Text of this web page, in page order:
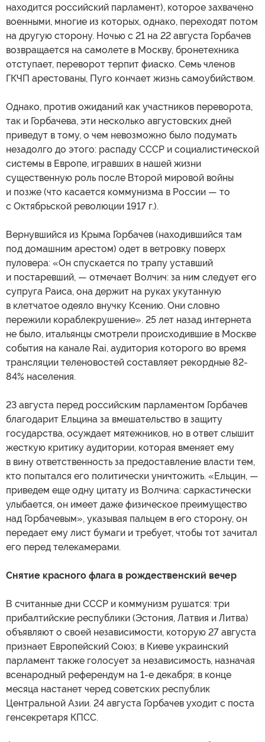
находится российский парламент), которое захвачено
военными, многие из которых, однако, переходят потом
на другую сторону. Ночью с 21 на 22 августа Горбачев
возвращается на самолете в Москву, бронетехника
отступает, переворот терпит фиаско. Семь членов
ГКЧП арестованы, Пуго кончает жизнь самоубийством.
Однако, против ожиданий как участников переворота,
так и Горбачева, эти несколько августовских дней
приведут в тому, о чем невозможно было подумать
незадолго до этого: распаду СССР и социалистической
системы в Европе, игравших в нашей жизни
существенную роль после Второй мировой войны
и позже (что касается коммунизма в России — то
с Октябрьской революции 1917 г.).
Вернувшийся из Крыма Горбачев (находившийся там
под домашним арестом) одет в ветровку поверх
пуловера: «Он спускается по трапу уставший
и постаревший, — отмечает Волчич: за ним следует его
супруга Раиса, она держит на руках укутанную
в клетчатое одеяло внучку Ксению. Они словно
пережили кораблекрушение». 25 лет назад интернета
не было, итальянцы смотрели происходившие в Москве
события на канале Rai, аудитория которого во время
трансляции теленовостей составляет рекордные 82-
84% населения.
23 августа перед российским парламентом Горбачев
благодарит Ельцина за вмешательство в защиту
государства, осуждает мятежников, но в ответ слышит
жесткую критику аудитории, которая вменяет ему
в вину ответственность за предоставление власти тем,
кто попытался его политически уничтожить. «Ельцин, —
приведем еще одну цитату из Волчича: саркастически
улыбается, он имеет даже физическое преимущество
над Горбачевым», указывая пальцем в его сторону, он
передает ему лист бумаги и требует, чтобы тот зачитал
его перед телекамерами.
Снятие красного флага в рождественский вечер
В считанные дни СССР и коммунизм рушатся: три
прибалтийские республики (Эстония, Латвия и Литва)
объявляют о своей независимости, которую 27 августа
признает Европейский Союз; в Киеве украинский
парламент также голосует за независимость, назначая
всенародный референдум на 1-е декабря; в конце
месяца настанет черед советских республик
Центральной Азии. 24 августа Горбачев уходит с поста
генсекретаря КПСС.